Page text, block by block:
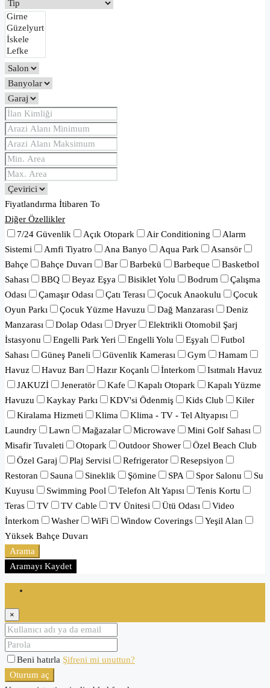
Fiyatlandırma İtibaren To
Diğer Özellikler
7/24 Güvenlik
Açık Otopark Air Conditioning
Alarm
Sistemi
Amfi Tiyatro Ana Banyo Aqua Park
Asansör
Bahçe
Bahçe Duvarı Bar Barbekü Barbeque
Basketbol
Sahası
BBQ Beyaz Eşya Bisiklet Yolu Bodrum
Çalışma
Odası
Çamaşır Odası Çatı Terası Çocuk Anaokulu
Çocuk
Oyun Parkı
Çocuk Yüzme Havuzu Dağ Manzarası
Deniz
Manzarası
Dolap Odası Dryer
Elektrikli Otomobil Şarj
İstasyonu
Engelli Park Yeri Engelli Yolu Eşyalı
Futbol
Sahası
Güneş Paneli Güvenlik Kamerası Gym
Hamam
Havuz
Havuz Barı Hazır Koçanlı İnterkom
Isıtmalı Havuz
JAKUZİ
Jeneratör Kafe Kapalı Otopark
Kapalı Yüzme
Havuzu
Kaykay Parkı KDV'si Ödenmiş Kids Club
Kiler
Kiralama Hizmeti
Klima
Klima - TV - Tel Altyapısı
Laundry
Lawn Mağazalar Microwave
Mini Golf Sahası
Misafir Tuvaleti
Otopark Outdoor Shower
Özel Beach Club
Özel Garaj
Plaj Servisi Refrigerator
Resepsiyon
Restoran
Sauna Sineklik Şömine SPA Spor Salonu
Su
Kuyusu
Swimming Pool Telefon Alt Yapısı
Tenis Kortu
Teras
TV TV Cable TV Ünitesi Ütü Odası
Video
İnterkom
Washer WiFi Window Coverings
Yeşil Alan
Yüksek Bahçe Duvarı
Arama
Aramayı Kaydet
×
Beni hatırla Şifreni mi unuttun?
Oturum aç